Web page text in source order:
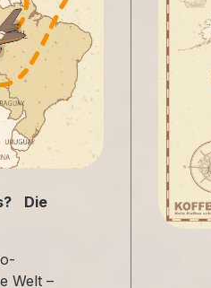
Die
Welt –